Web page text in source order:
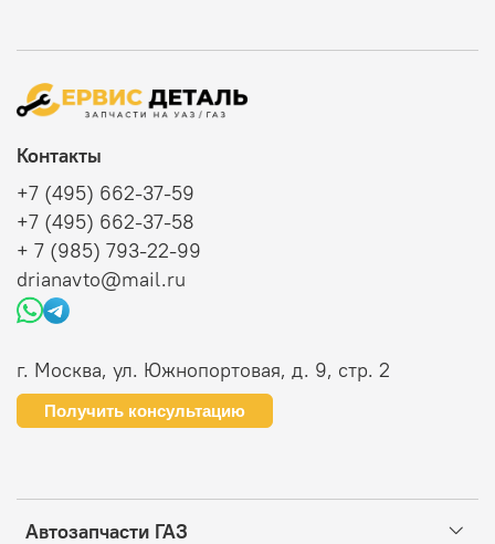
Автозапчасти ГАЗ
Контакты
+7 (495) 662-37-59
+7 (495) 662-37-58
+ 7 (985) 793-22-99
drianavto@mail.ru
г. Москва, ул. Южнопортовая, д. 9, стр. 2
Получить консультацию